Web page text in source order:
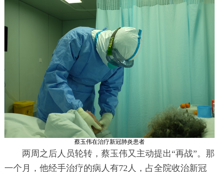
蔡玉伟在治疗新冠肺炎患者
两周之后人员轮转，蔡玉伟又主动提出“再战”。那
一个月，他经手治疗的病人有72人，占全院收治新冠